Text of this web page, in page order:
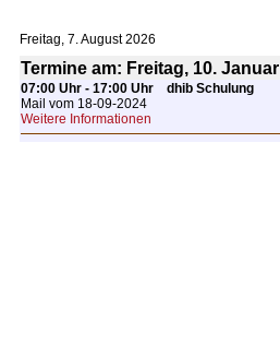
Freitag, 7. August 2026
Termine am: Freitag, 10. Januar
07:00 Uhr - 17:00 Uhr
dhib Schulung
Mail vom 18-09-2024
Weitere Informationen